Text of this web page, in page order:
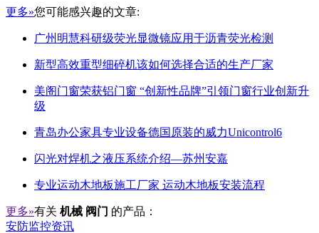
更多»您可能感兴趣的文章:
广州明慧科研级荧光显微镜应用于沥青荧光检测
新型高效重型细碎机该如何选择合适的生产厂家
美阁门窗荣获铝门窗 “创新性品牌”引领门窗行业创新升
级
青岛办公家具专业设备德国原装的威力Unicontrol6
闪光对焊机之液压系统介绍—苏州安嘉
专业运动木地板施工厂家 运动木地板安装流程
更多»有关 机械 阀门 的产品：
安防监控资讯